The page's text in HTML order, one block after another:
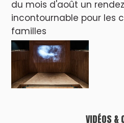
du mois d'août un
incontournable pour les
familles
VIDÉOS &